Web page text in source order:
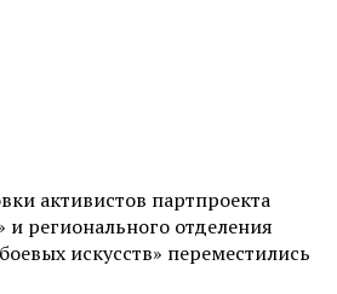
активистов партпроекта
и регионального отделения
искусств» переместились